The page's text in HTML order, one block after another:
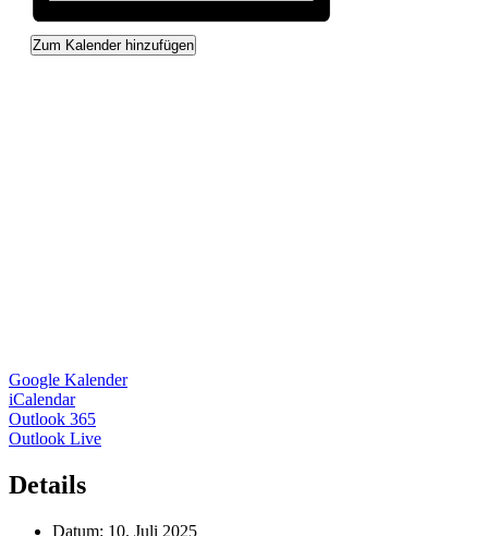
Zum Kalender hinzufügen
Google Kalender
iCalendar
Outlook 365
Outlook Live
Details
Datum: 10. Juli 2025